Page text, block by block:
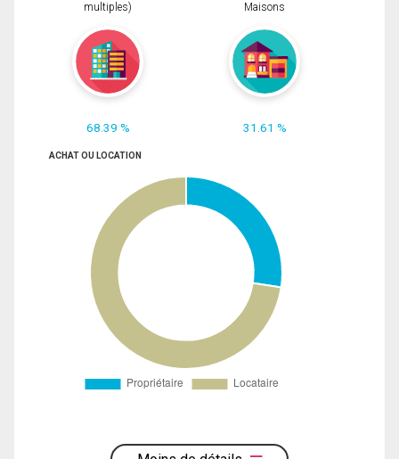
multiples)
68.39 %
Maisons
31.61 %
ACHAT OU LOCATION